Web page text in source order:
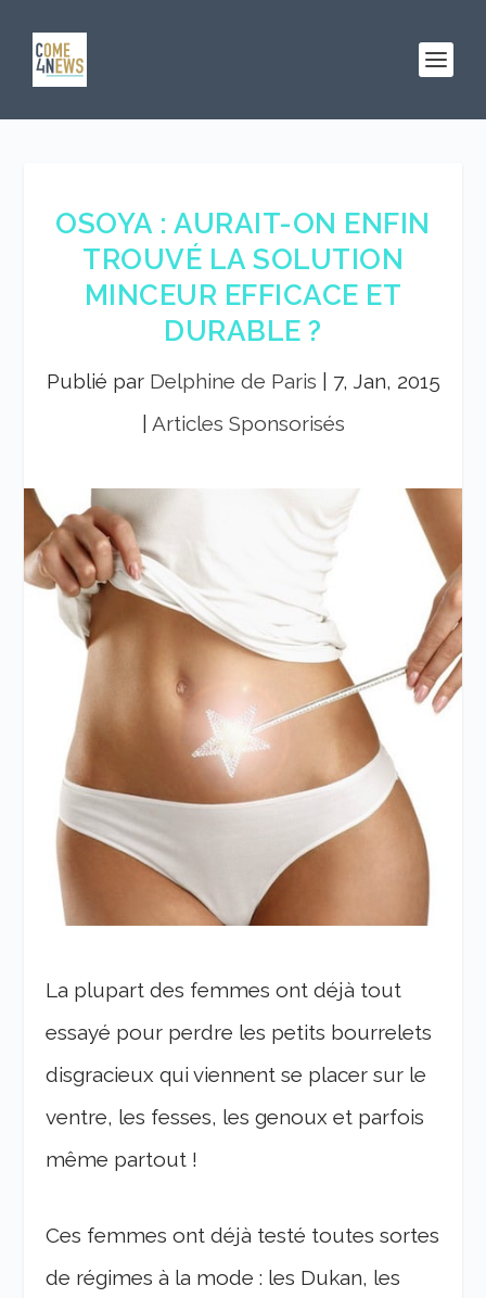
OSOYA : AURAIT-ON ENFIN
TROUVÉ LA SOLUTION
MINCEUR EFFICACE ET
DURABLE ?
Publié par Delphine de Paris
7, Jan, 2015
Articles Sponsorisés
La plupart des femmes ont déjà tout
essayé pour perdre les petits bourrelets
disgracieux qui viennent se placer sur le
ventre, les fesses, les genoux et parfois
même partout !
Ces femmes ont déjà testé toutes sortes
de régimes à la mode : les Dukan, les